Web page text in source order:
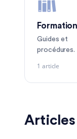
Formation
Guides et
procédures.
1 article
Articles